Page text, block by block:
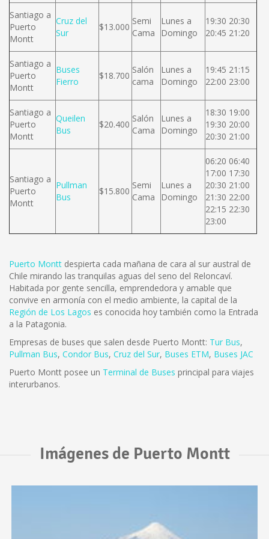
Santiago a
Puerto
Montt
Cruz del
Sur
$13.000
Semi
Cama
Lunes a
Domingo
19:30 20:30
20:45 21:20
Santiago a
Puerto
Montt
Buses
Fierro
$18.700
Salón
cama
Lunes a
Domingo
19:45 21:15
22:00 23:00
Santiago a
Puerto
Montt
Queilen
Bus
$20.400
Salón
Cama
Lunes a
Domingo
18:30 19:00
19:30 20:00
20:30 21:00
Santiago a
Puerto
Montt
Pullman
Bus
$15.800
Semi
Cama
Lunes a
Domingo
06:20 06:40
17:00 17:30
20:30 21:00
21:30 22:00
22:15 22:30
23:00
Puerto Montt despierta cada mañana de cara al sur austral de
Chile mirando las tranquilas aguas del seno del Reloncaví.
Habitada por gente sencilla, emprendedora y amable que
convive en armonía con el medio ambiente, la capital de la
Región de Los Lagos es conocida hoy también como la Entrada
a la Patagonia.
Empresas de buses que salen desde Puerto Montt: Tur Bus,
Pullman Bus, Condor Bus, Cruz del Sur, Buses ETM, Buses JAC
Puerto Montt posee un Terminal de Buses principal para viajes
interurbanos.
Imágenes de Puerto Montt